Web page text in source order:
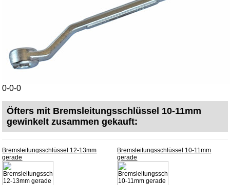
0-0-0
Öfters mit Bremsleitungsschlüssel 10-11mm
gewinkelt zusammen gekauft:
Bremsleitungsschlüssel 12-13mm
gerade
Bremsleitungsschlüssel 10-11mm
gerade